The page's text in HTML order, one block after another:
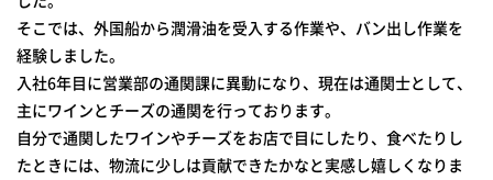
そこでは、外国船から潤滑油を受入する作業や、バン出し作業を
経験しました。
入社6年目に営業部の通関課に異動になり、現在は通関士として、
主にワインとチーズの通関を行っております。
自分で通関したワインやチーズをお店で目にしたり、食べたりし
たときには、物流に少しは貢献できたかなと実感し嬉しくなりま